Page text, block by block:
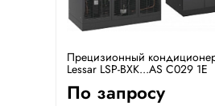
Прецизионный
Lessar LSP-BXK...AS C029 1E
По запросу